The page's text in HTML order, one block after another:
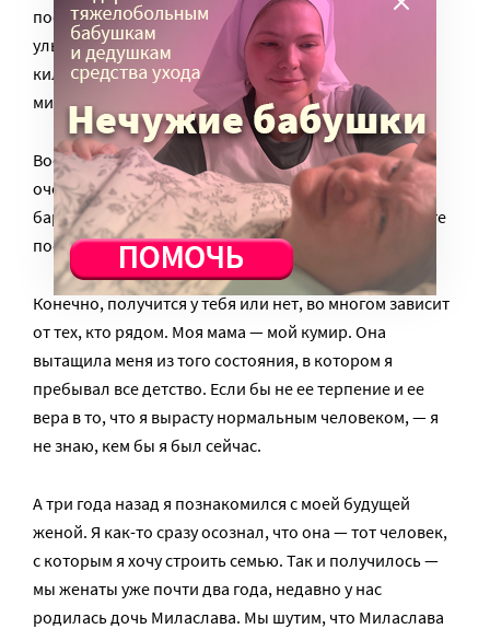
после второго марафона я пробежал свой первый
ультрамарафон — Тенгри Ультра Трейл, 56
километров по степям Казахстана — за 7 часов, 7
минут, при жаре +35.
Вообще человек настолько гибкое существо, что
очень многие его цели могут быть достигнуты, а
барьеры — сломаны. Главное — найти то, чему хотите
посвятить жизнь и не бояться страданий.
Конечно, получится у тебя или нет, во многом зависит
от тех, кто рядом. Моя мама — мой кумир. Она
вытащила меня из того состояния, в котором я
пребывал все детство. Если бы не ее терпение и ее
вера в то, что я вырасту нормальным человеком, — я
не знаю, кем бы я был сейчас.
А три года назад я познакомился с моей будущей
женой. Я как-то сразу осознал, что она — тот человек,
с которым я хочу строить семью. Так и получилось —
мы женаты уже почти два года, недавно у нас
родилась дочь Миласлава. Мы шутим, что Миласлава